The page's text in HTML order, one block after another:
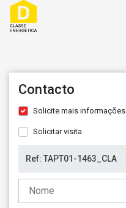
Contacto
Solicite mais informações
Solicitar visita